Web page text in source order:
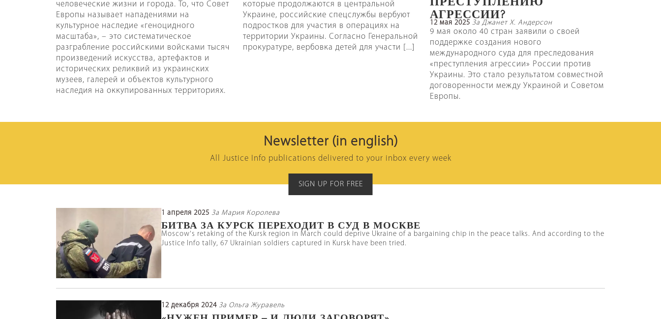
человеческие жизни и города. То, что Совет
Европы называет нападениями на
культурное наследие «геноцидного
масштаба», – это систематическое
разграбление российскими войсками тысяч
произведений искусства, артефактов и
исторических реликвий из украинских
музеев, галерей и объектов культурного
наследия на оккупированных территориях.
которые продолжаются в центральной
Украине, российские спецслужбы вербуют
подростков для участия в операциях на
территории Украины. Согласно Генеральной
прокуратуре, вербовка детей для участи [...]
АГРЕССИИ?
12 мая 2025 За Джанет Х. Андерсон
9 мая около 40 стран заявили о своей
поддержке создания нового
международного суда для преследования
«преступления агрессии» России против
Украины. Это стало результатом совместной
договоренности между Украиной и Советом
Европы.
Newsletter (in english)
All Justice Info publications delivered to your inbox every week
SIGN UP FOR FREE
1 апреля 2025 За Мария Королева
БИТВА ЗА КУРСК ПЕРЕХОДИТ В СУД В МОСКВЕ
Moscow's retaking of the Kursk region in March could deprive Ukraine of a bargaining chip in the peace talks. And according to the
Justice Info tally, 67 Ukrainian soldiers captured in Kursk have been tried.
12 декабря 2024 За Ольга Журавель
«НУЖЕН ПРИМЕР – И ЛЮДИ ЗАГОВОРЯТ»